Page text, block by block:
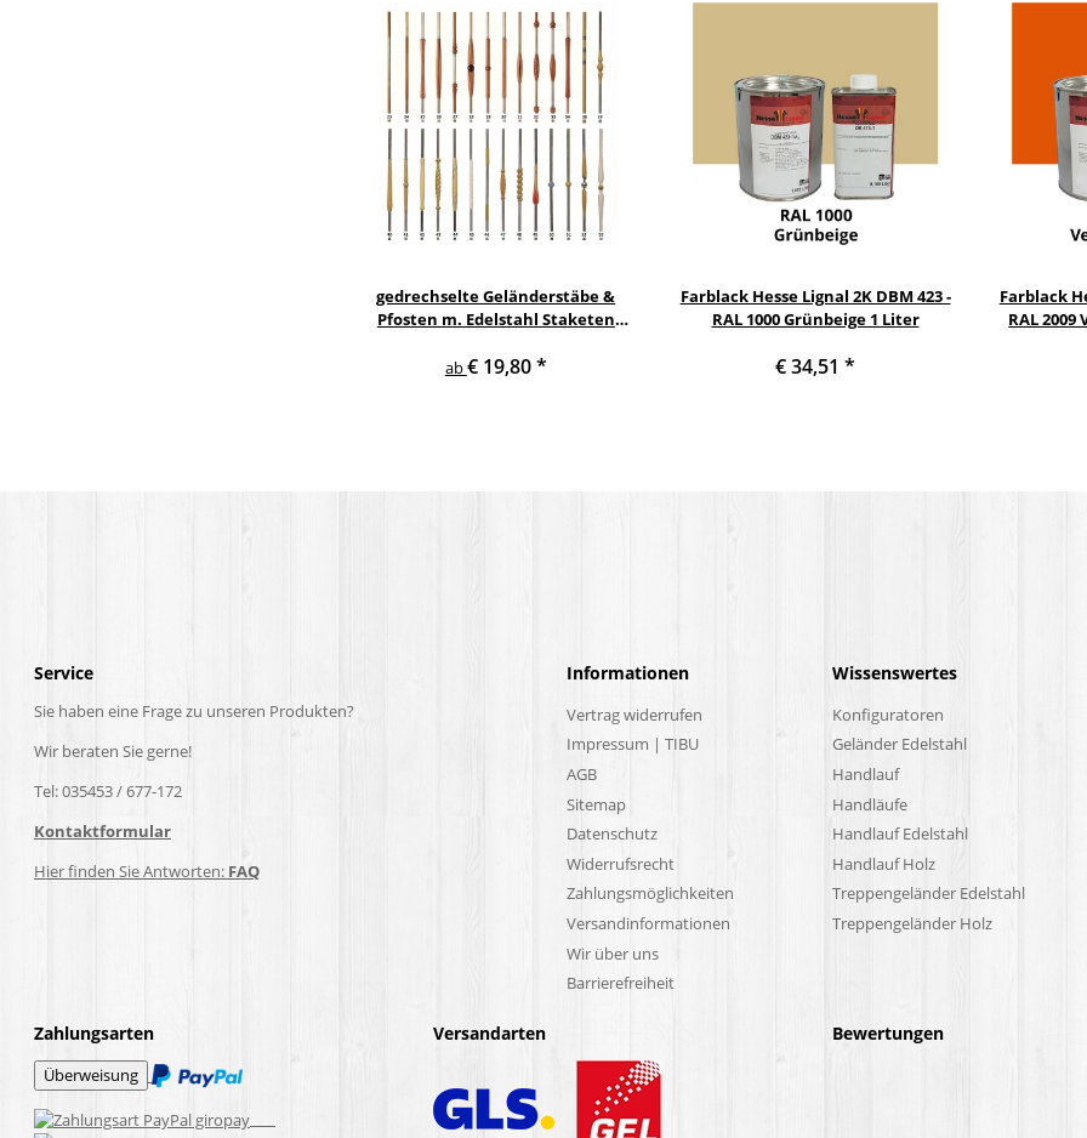
gedrechselte Geländerstäbe &
Pfosten m. Edelstahl Staketen
ab€ 19,80*
Farblack Hesse Lignal 2K DBM 423 -
RAL 1000 Grünbeige 1 Liter
€ 34,51 *
Farblack
RAL
Service
Sie haben eine Frage zu unseren Produkten?
Wir beraten Sie gerne!
Tel: 035453 / 677-172
Kontaktformular
Hier finden Sie Antworten: FAQ
Informationen
Vertrag widerrufen
Impressum | TIBU
AGB
Sitemap
Datenschutz
Widerrufsrecht
Zahlungsmöglichkeiten
Versandinformationen
Wir über uns
Barrierefreiheit
Wissenswertes
Konfiguratoren
Geländer Edelstahl
Handlauf
Handläufe
Handlauf Edelstahl
Handlauf Holz
Treppengeländer Edelstahl
Treppengeländer Holz
Zahlungsarten Versandarten Bewertungen